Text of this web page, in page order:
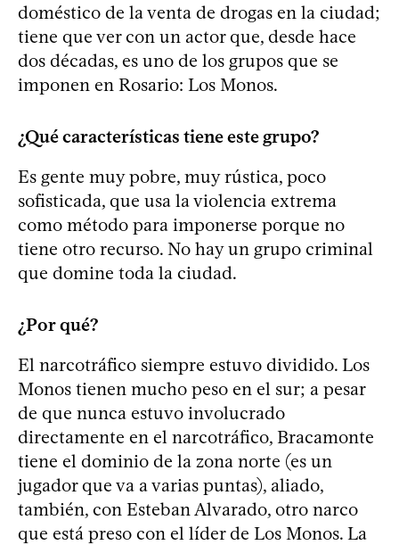
doméstico de la venta de drogas en la ciudad;
tiene que ver con un actor que, desde hace
dos décadas, es uno de los grupos que se
imponen en Rosario: Los Monos.
¿Qué características tiene este grupo?
Es gente muy pobre, muy rústica, poco
sofisticada, que usa la violencia extrema
como método para imponerse porque no
tiene otro recurso. No hay un grupo criminal
que domine toda la ciudad.
¿Por qué?
El narcotráfico siempre estuvo dividido. Los
Monos tienen mucho peso en el sur; a pesar
de que nunca estuvo involucrado
directamente en el narcotráfico, Bracamonte
tiene el dominio de la zona norte (es un
jugador que va a varias puntas), aliado,
también, con Esteban Alvarado, otro narco
que está preso con el líder de Los Monos. La